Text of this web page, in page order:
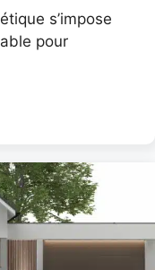
s’impose
pour